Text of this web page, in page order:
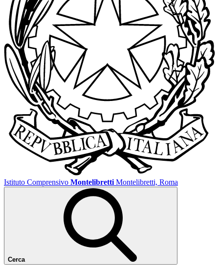
Istituto Comprensivo Montelibretti Montelibretti, Roma
Cerca